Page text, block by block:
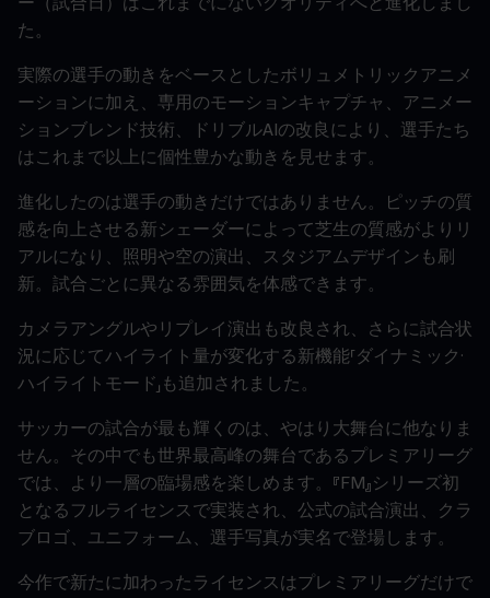
た。
実際の選手の動きをベースとしたボリュメトリックアニメ
ーションに加え、専用のモーションキャプチャ、アニメー
ションブレンド技術、ドリブルAIの改良により、選手たち
はこれまで以上に個性豊かな動きを見せます。
進化したのは選手の動きだけではありません。ピッチの質
感を向上させる新シェーダーによって芝生の質感がよりリ
アルになり、照明や空の演出、スタジアムデザインも刷
新。試合ごとに異なる雰囲気を体感できます。
カメラアングルやリプレイ演出も改良され、さらに試合状
況に応じてハイライト量が変化する新機能「ダイナミック·
ハイライトモード」も追加されました。
サッカーの試合が最も輝くのは、やはり大舞台に他なりま
せん。その中でも世界最高峰の舞台であるプレミアリーグ
では、より一層の臨場感を楽しめます。『FM』シリーズ初
となるフルライセンスで実装され、公式の試合演出、クラ
ブロゴ、ユニフォーム、選手写真が実名で登場します。
今作で新たに加わったライセンスはプレミアリーグだけで